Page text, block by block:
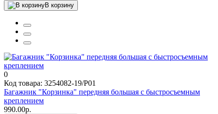
В корзину
0
Код товара: 3254082-19/P01
Багажник "Корзинка" передняя большая с быстросъемным
креплением
990.00р.